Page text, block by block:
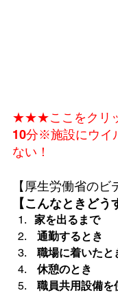
★★★ここをクリ
10分※施設にウイ
ない！
【厚生労働省のビ
【こんなときどう
家を出るまで
通勤するとき
職場に着いたと
休憩のとき
職員共用設備を